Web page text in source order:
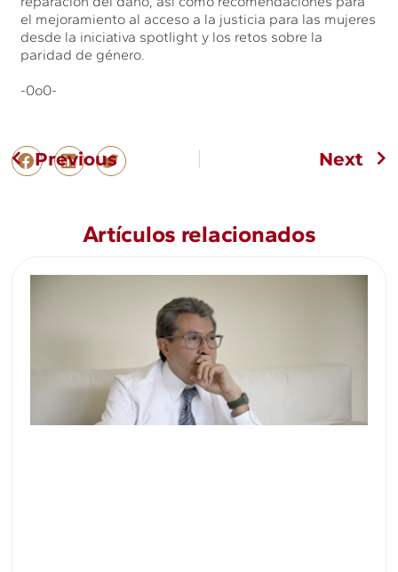
el mejoramiento al acceso a la justicia para las mujeres
desde la iniciativa spotlight y los retos sobre la
paridad de género.
-0o0-
Previous Next
Artículos relacionados